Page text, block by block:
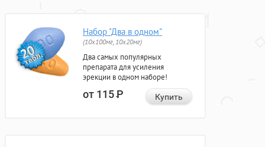
Набор "Два в одном"
(10x100мг, 10x20мг)
Два самых популярных
препарата для усиления
эрекции в одном наборе!
от 115Р Купить